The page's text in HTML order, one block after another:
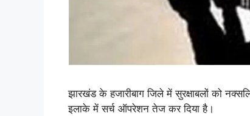
झारखंड के हजारीबाग जिले में सुरक्षाबलों को
इलाके में सर्च ऑपरेशन तेज कर दिया है।